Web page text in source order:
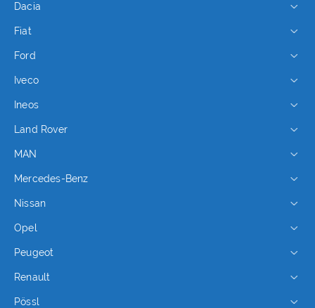
Dacia
Fiat
Ford
Iveco
Ineos
Land Rover
MAN
Mercedes-Benz
Nissan
Opel
Peugeot
Renault
Pössl